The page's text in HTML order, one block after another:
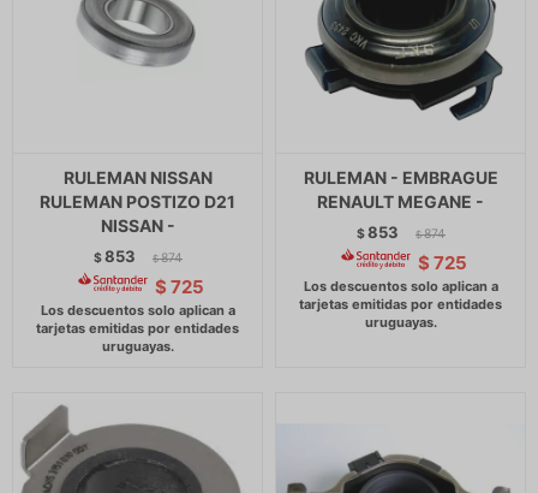
RULEMAN NISSAN
RULEMAN POSTIZO D21
NISSAN -
$853 $ 874
$ 725
RULEMAN - EMBRAGUE
RENAULT MEGANE -
$853 $ 874
$ 725